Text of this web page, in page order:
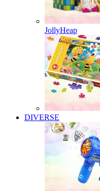
JollyHeap
DIVERSE